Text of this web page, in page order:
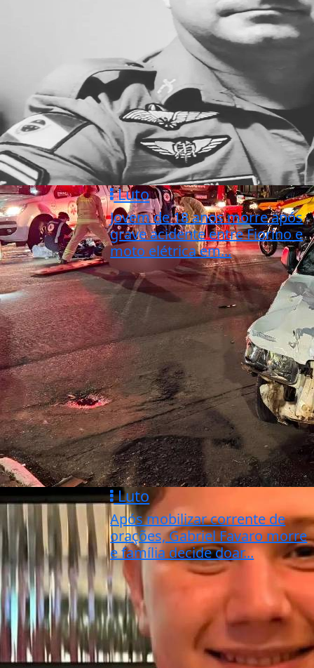
Luto
Jovem de 18 anos morre após
grave acidente entre Fiorino e
moto elétrica em...
Luto
Após mobilizar corrente de
orações, Gabriel Favaro morre
e família decide doar...